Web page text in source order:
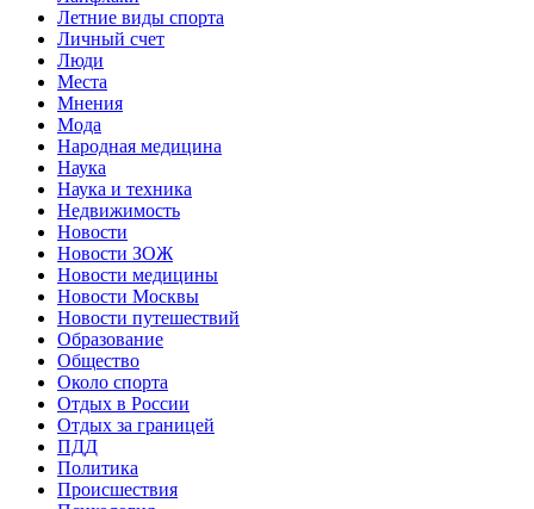
Летние виды спорта
Личный счет
Люди
Места
Мнения
Мода
Народная медицина
Наука
Наука и техника
Недвижимость
Новости
Новости ЗОЖ
Новости медицины
Новости Москвы
Новости путешествий
Образование
Общество
Около спорта
Отдых в России
Отдых за границей
ПДД
Политика
Происшествия